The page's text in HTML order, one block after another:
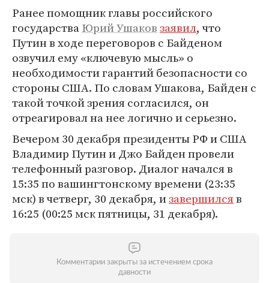
Ранее помощник главы российского
государстваЮрий Ушаковзаявил, что
Путин в ходе переговоров с Байденом
озвучил ему «ключевую мысль» о
необходимости гарантий безопасности со
стороны США. По словам Ушакова, Байден с
такой точкой зрения согласился, он
отреагировал на нее логично и серьезно.
Вечером 30 декабря президенты РФ и США
Владимир Путин и Джо Байден провели
телефонный разговор. Диалог начался в
15:35 по вашингтонскому времени (23:35
мск) в четверг, 30 декабря, изавершилсяв
16:25 (00:25 мск пятницы, 31 декабря).
Комментарии закрыты за истечением срока
давности